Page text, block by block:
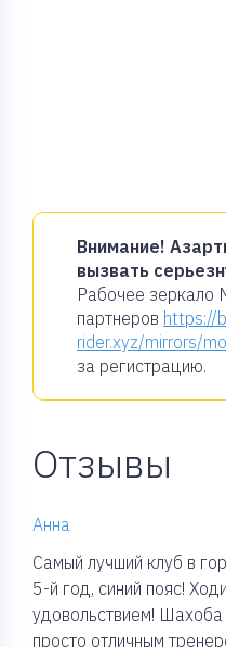
Внимание!
вызвать
Рабочее зеркало
партнеров https://
rider.xyz/mirrors/
за регистрацию.
Отзывы
Анна
Самый лучший клуб в
5-й год, синий пояс!
удовольствием!
просто отличным